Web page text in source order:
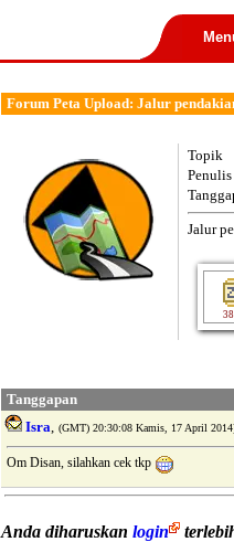
Forum Peta Upload: Jalur
Topik
Penulis
Jalur
Tanggapan
Isra, (GMT) 20:30:08 Kamis, 17 April
Om Disan, silahkan cek tkp
Anda diharuskan login